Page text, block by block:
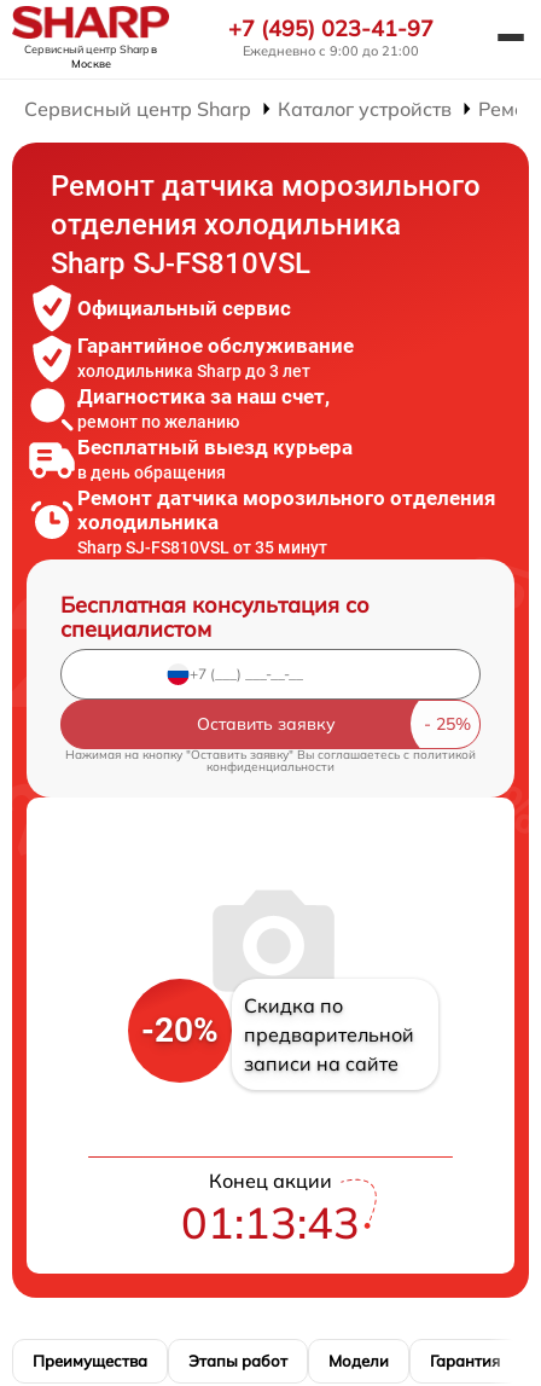
Сервисный центр Sharpв
Москве
+7 (495) 023-41-97
Ежедневно с 9:00 до 21:00
Сервисный центр Sharp Каталог устройств
Ремонт датчика морозильного
отделения холодильника
Sharp SJ-FS810VSL
Официальный сервис
Гарантийное обслуживание
холодильника Sharp до 3 лет
Диагностика за наш счет,
ремонт по желанию
Бесплатный выезд курьера
в день обращения
Ремонт датчика морозильного отделения
холодильника
Sharp SJ-FS810VSL от 35 минут
Бесплатная консультация со
специалистом
Оставить заявку
Нажимая на кнопку "Оставить заявку" Вы соглашаетесь cполитикой
конфиденциальности
-20%
Скидка по
предварительной
записи на сайте
Конец акции
01:13:42
Преимущества Этапы работ Модели Гарантия